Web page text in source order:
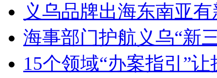
义乌品牌出海东南亚
海事部门护航义乌“新
15个领域“办案指引”